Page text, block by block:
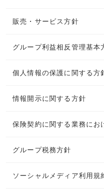
販売・サービス方針
グループ利益相反管理基本
個人情報の保護に関する方
情報開示に関する方針
保険契約に関する業務にお
グループ税務方針
ソーシャルメディア利用規